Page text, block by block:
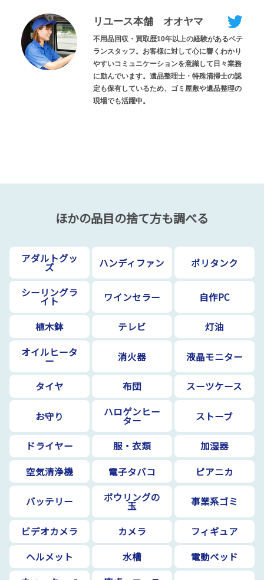
リユース本舗 オオヤマ
不用品回収・買取歴10年以上の経験があるベテ
ランスタッフ。お客様に対して心に響くわかり
やすいコミュニケーションを意識して日々業務
に励んでいます。遺品整理士・特殊清掃士の認
定も保有しているため、ゴミ屋敷や遺品整理の
現場でも活躍中。
ほかの品目の捨て方も調べる
アダルトグッ
ズ ハンディファン ポリタンク
シーリングラ
イト ワインセラー 自作PC
植木鉢 テレビ
灯油
オイルヒータ
ー 消火器 液晶モニター
タイヤ 布団 スーツケース
お守り ハロゲンヒー
ター ストーブ
ドライヤー 服・衣類
加湿器
空気清浄機
電子タバコ ピアニカ
バッテリー ボウリングの
玉 事業系ゴミ
ビデオカメラ カメラ
フィギュア
ヘルメット
水槽
電動ベッド